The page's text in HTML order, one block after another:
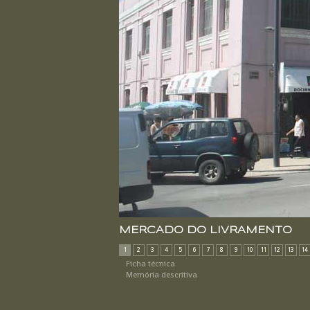
MERCADO DO LIVRAMENTO
1 2 3 4 5 6 7 8 9 10 11 12 13 14
Ficha técnica
Memória descritiva